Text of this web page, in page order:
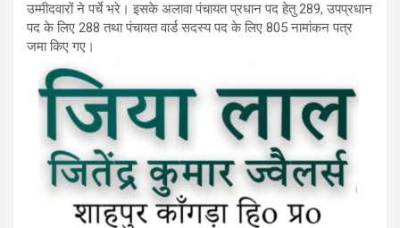
उम्मीदवारों ने पर्चे भरे। इसके अलावा पंचायत प्रधान पद हेतु 289, उपप्रधान
पद के लिए 288 तथा पंचायत वार्ड सदस्य पद के लिए 805 नामांकन पत्र
जमा किए गए।